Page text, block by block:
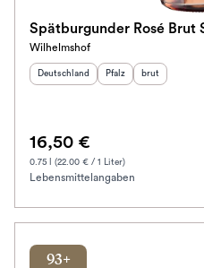
Spätburgunder Rosé Brut
Wilhelmshof
Herkunftsland
Deutschland Herkunftsregion
Pfalz Geschmack
brut
16,50 €
0.75 l (22.00 € / 1 Liter)
Lebensmittelangaben
93+